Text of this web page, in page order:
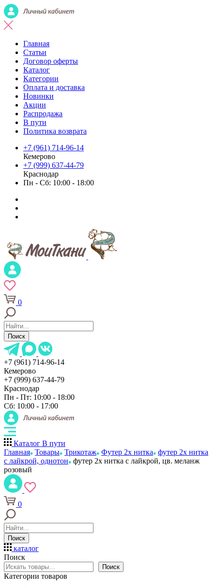
Главная
Статьи
Договор оферты
Каталог
Категории
Оплата и доставка
Новинки
Акции
Распродажа
В пути
Политика возврата
+7 (961) 714-96-14
Кемерово
+7 (999) 637-44-79
Краснодар
Пн - Сб: 10:00 - 18:00
0
Поиск
+7 (961) 714-96-14
Кемерово
+7 (999) 637-44-79
Краснодар
Пн - Пт: 10:00 - 18:00
Сб: 10:00 - 17:00
Каталог В пути
Главная Товары Трикотаж Футер 2х нитка
футер 2х нитка
с лайкрой, однотон
футер 2х нитка с лайкрой, цв. меланж
розовый
0
Поиск
каталог
Поиск
Поиск
Категории товаров